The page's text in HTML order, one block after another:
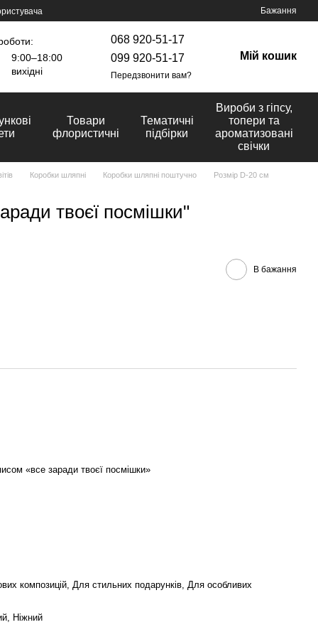
Бажання
9:00–18:00
вихідні
068 920-51-17
099 920-51-17
Передзвонити вам?
Мій кошик
Товари
флористичні
Тематичні
підбірки
Вироби з гіпсу,
топери та
ароматизовані
свічки
Коробки шляпні Коробки шляпні поштучно
Розмір D-20 cм
твоєї посмішки"
В бажання
«все заради твоєї посмішки»
композицій, Для стильних подарунків, Для особливих
Ніжний